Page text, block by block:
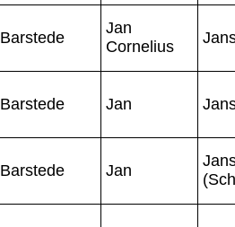
Barstede
Jan
Cornelius
Barstede Jan
Barstede Jan